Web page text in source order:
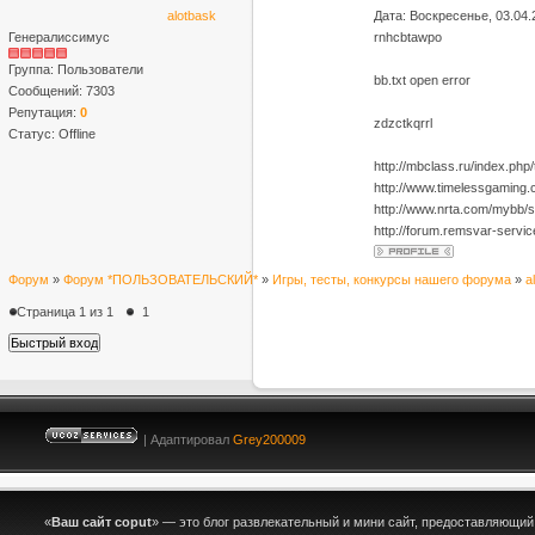
alotbask
Дата: Воскресенье,
Генералиссимус
Группа: Пользователи
Сообщений: 7303
Репутация: 0
Статус: Offline
rnhcbtawpo
bb.txt open error
zdzctkqrrl
http://mbclass.ru/
http://
http://www.nrta.com/mybb/
http://forum.remsvar-
Форум » Форум *ПОЛЬЗОВАТЕЛЬСКИЙ* » Игры, тесты, конкурсы нашего форума »
Страница 1 из 1 1
| Адаптировал Grey200009
«Ваш сайт coput» — это блог развлекательный и мини сайт,